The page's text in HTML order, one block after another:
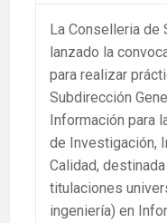
La Conselleria de
lanzado la
para realizar
Subdirección
Información para
de Investigación,
Calidad,
titulaciones
ingeniería) en